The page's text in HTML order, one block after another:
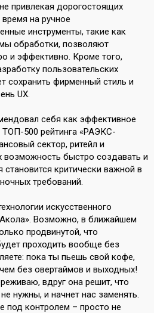
привлекая дорогостоящих
на ручное
инструменты, такие как
обработки, позволяют
и эффективно. Кроме того,
пользовательских
сохранить фирменный стиль и
UX.
себя как эффективное
500 рейтинга «РАЭКС-
сектор, ритейл и
быстро создавать и
критически важной в
требований.
искусственного
Возможно, в ближайшем
продвинутой, что
проходить вообще без
пока ты пьешь свой кофе,
без овертаймов и выходных!
вдруг она решит, что
нужны, и начнет нас заменять.
контролем – просто не